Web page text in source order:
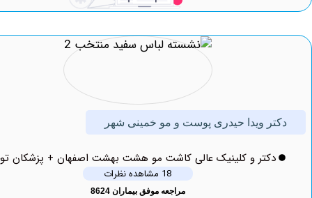
ویدا حیدری پوست و مو خمینی شهر
دکتر و کلینیک عالی کاشت مو هشت بهشت اصفهان + پزشکان توحید
مراجعه موفق بیماران 8624